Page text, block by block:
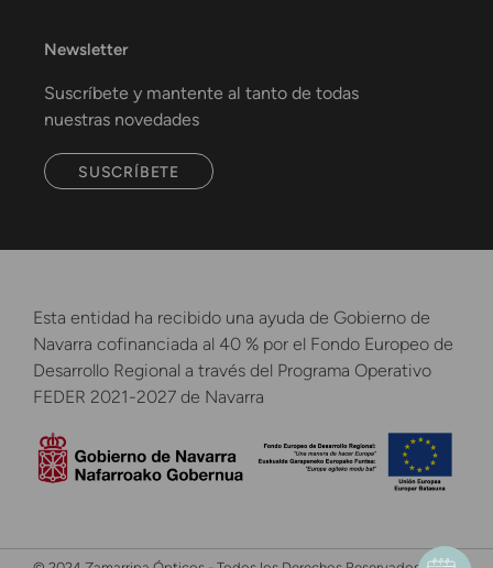
Newsletter
Suscríbete y mantente al tanto de todas
nuestras novedades
SUSCRÍBETE
Esta entidad ha recibido una ayuda de Gobierno de
Navarra cofinanciada al 40 % por el Fondo Europeo de
Desarrollo Regional a través del Programa Operativo
FEDER 2021-2027 de Navarra